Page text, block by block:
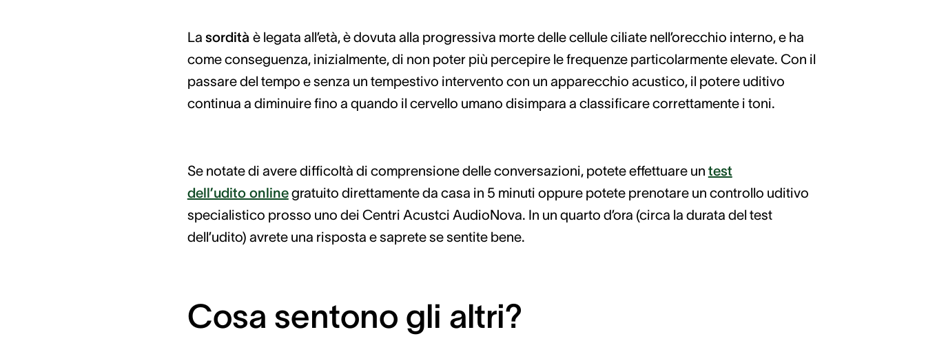
La sordità è legata all’età, è dovuta alla progressiva morte delle cellule ciliate nell’orecchio interno, e ha
come conseguenza, inizialmente, di non poter più percepire le frequenze particolarmente elevate. Con il
passare del tempo e senza un tempestivo intervento con un apparecchio acustico, il potere uditivo
continua a diminuire fino a quando il cervello umano disimpara a classificare correttamente i toni.
Se notate di avere difficoltà di comprensione delle conversazioni, potete effettuare un test
dell’udito onlinegratuito direttamente da casa in 5 minuti oppure potete prenotare un controllo uditivo
specialistico prosso uno dei Centri Acustci AudioNova. In un quarto d’ora (circa la durata del test
dell’udito) avrete una risposta e saprete se sentite bene.
Cosa sentono gli altri?